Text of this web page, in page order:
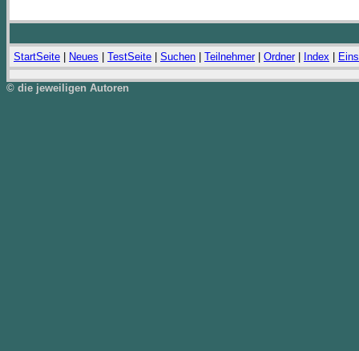
StartSeite Neues TestSeite Suchen Teilnehmer| Ordner| Index
© die jeweiligen Autoren